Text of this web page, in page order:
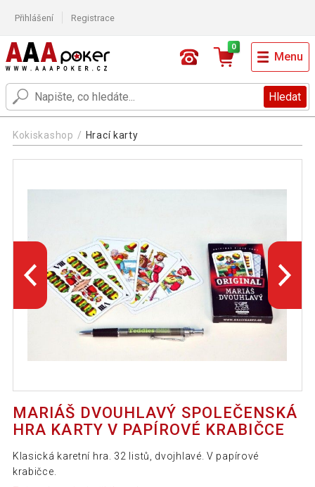
Přihlášení Registrace
Hledat
0
Menu
Kokiskashop Hrací karty
MARIÁŠ DVOUHLAVÝ SPOLEČENSKÁ
HRA KARTY V PAPÍROVÉ KRABIČCE
Klasická karetní hra. 32 listů, dvojhlavé. V papírové
krabičce.